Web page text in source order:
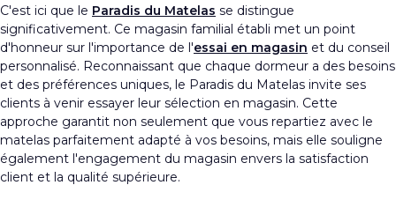
C'est ici que le Paradis du Matelas se distingue
significativement. Ce magasin familial établi met un point
d'honneur sur l'importance de l'essai en magasin et du conseil
personnalisé. Reconnaissant que chaque dormeur a des besoins
et des préférences uniques, le Paradis du Matelas invite ses
clients à venir essayer leur sélection en magasin. Cette
approche garantit non seulement que vous repartiez avec le
matelas parfaitement adapté à vos besoins, mais elle souligne
également l'engagement du magasin envers la satisfaction
client et la qualité supérieure.